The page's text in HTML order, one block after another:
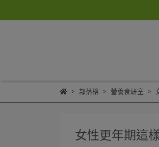
部落格 營養食研室
女性更年期這